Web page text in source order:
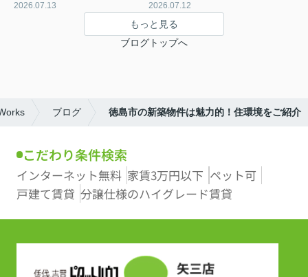
2026.07.13 2026.07.12
もっと見る
ブログトップへ
ブログ 徳島市の新築物件は魅力的！住環境をご紹介
こだわり条件検索
インターネット無料 家賃3万円以下 ペット可
戸建て賃貸 分譲仕様のハイグレード賃貸